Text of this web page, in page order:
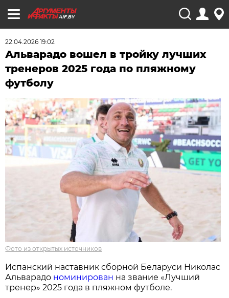
AIF.BY
22.04.2026 19:02
Альварадо вошел в тройку лучших
тренеров 2025 года по пляжному
футболу
Фото из открытых источников
Испанский наставник сборной Беларуси Николас
Альварадо номинирован на звание «Лучший
тренер» 2025 года в пляжном футболе.